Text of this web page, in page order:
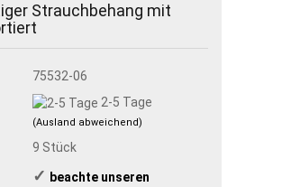
Strauchbehang mit
75532-06
2-5 Tage
(Ausland abweichend)
9 Stück
✓ ​ beachte unseren